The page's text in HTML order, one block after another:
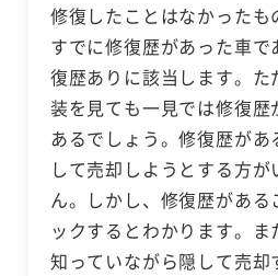
修復したことはなかった
すでに修復歴があった車
復歴ありに該当します。
装を見ても一見では修復歴
あるでしょう。修復歴が
して売却しようとする方
ん。しかし、修復歴がある
ックするとわかります。
知っていながら隠して売